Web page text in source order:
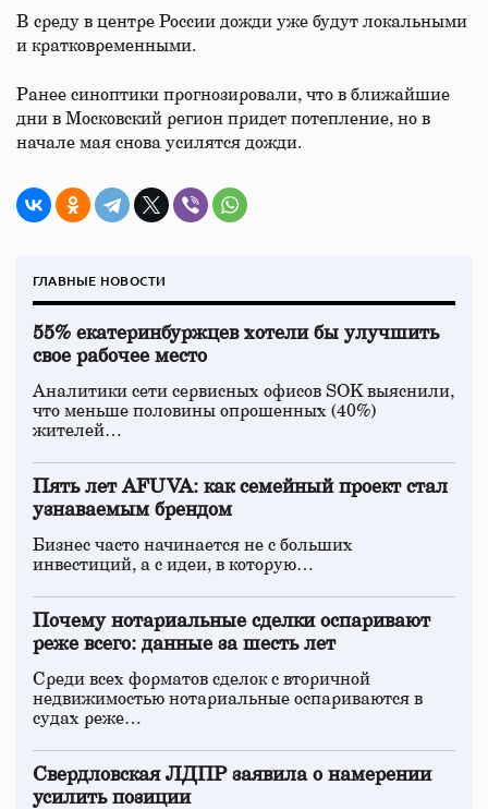
В среду в центре России дожди уже будут локальными
и кратковременными.
Ранее синоптики прогнозировали, что в ближайшие
дни в Московский регион придет потепление, но в
начале мая снова усилятся дожди.
ГЛАВНЫЕ НОВОСТИ
55% екатеринбуржцев хотели бы улучшить
свое рабочее место
Аналитики сети сервисных офисов SOK выяснили,
что меньше половины опрошенных (40%)
жителей…
Пять лет AFUVA: как семейный проект стал
узнаваемым брендом
Бизнес часто начинается не с больших
инвестиций, а с идеи, в которую…
Почему нотариальные сделки оспаривают
реже всего: данные за шесть лет
Среди всех форматов сделок с вторичной
недвижимостью нотариальные оспариваются в
судах реже…
Свердловская ЛДПР заявила о намерении
усилить позиции